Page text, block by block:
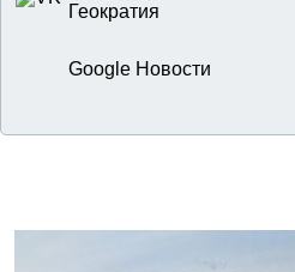
Геократия
Google Новости